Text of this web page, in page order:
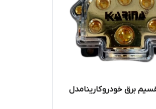
برق خودرو کارینامدل